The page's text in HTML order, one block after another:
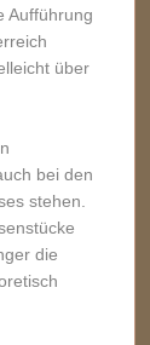
Aufführung
über
bei den
stehen.
die